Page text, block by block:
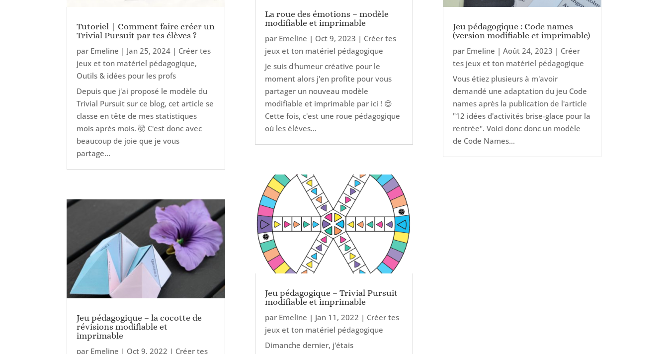
Tutoriel | Comment faire créer un
Trivial Pursuit par tes élèves ?
par Emeline | Jan 25, 2024 | Créer tes
jeux et ton matériel pédagogique,
Outils & idées pour les profs
Depuis que j'ai proposé le modèle du
Trivial Pursuit sur ce blog, cet article se
classe en tête de mes statistiques
mois après mois. 🤯 C'est donc avec
beaucoup de joie que je vous
partage...
Jeu pédagogique – la cocotte de
révisions modifiable et
imprimable
par Emeline | Oct 9, 2022 | Créer tes
La roue des émotions – modèle
modifiable et imprimable
par Emeline | Oct 9, 2023 | Créer tes
jeux et ton matériel pédagogique
Je suis d'humeur créative pour le
moment alors j'en profite pour vous
partager un nouveau modèle
modifiable et imprimable par ici ! 😍
Cette fois, c'est une roue pédagogique
où les élèves...
Jeu pédagogique – Trivial Pursuit
modifiable et imprimable
par Emeline | Jan 11, 2022 | Créer tes
jeux et ton matériel pédagogique
Dimanche dernier, j'étais
Jeu pédagogique : Code names
(version modifiable et imprimable)
par Emeline | Août 24, 2023 | Créer
tes jeux et ton matériel pédagogique
Vous étiez plusieurs à m'avoir
demandé une adaptation du jeu Code
names après la publication de l'article
"12 idées d'activités brise-glace pour la
rentrée". Voici donc donc un modèle
de Code Names...